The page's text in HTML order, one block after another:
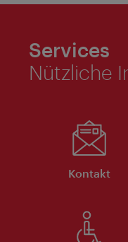
Services
Nützliche
Kontakt